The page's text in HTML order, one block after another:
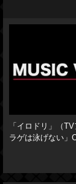
「イロドリ」（
ラゲは泳げない」